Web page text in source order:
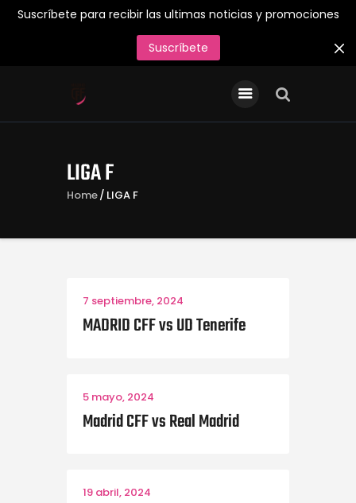
Suscríbete para recibir las ultimas noticias y promociones
Suscríbete
LIGA F
Home LIGA F
INICIO
Entradas/Abonos
Primer Equipo
26/27!
Contacto
7 septiembre, 2024
MADRID CFF vs UD Tenerife
5 mayo, 2024
Madrid CFF vs Real Madrid
19 abril, 2024